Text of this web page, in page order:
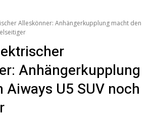
Alleskönner: Anhängerkupplung macht den
Anhängerkupplung
Aiways U5 SUV noch